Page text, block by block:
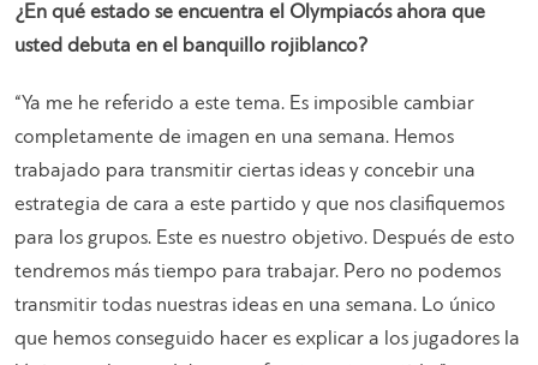
¿En qué estado se encuentra el Olympiacós ahora que
usted debuta en el banquillo rojiblanco?
“Ya me he referido a este tema. Es imposible cambiar
completamente de imagen en una semana. Hemos
trabajado para transmitir ciertas ideas y concebir una
estrategia de cara a este partido y que nos clasifiquemos
para los grupos. Este es nuestro objetivo. Después de esto
tendremos más tiempo para trabajar. Pero no podemos
transmitir todas nuestras ideas en una semana. Lo único
que hemos conseguido hacer es explicar a los jugadores la